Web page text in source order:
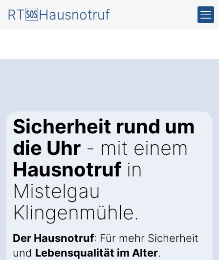
RT🆘Hausnotruf
Sicherheit rund um
die Uhr - mit einem
Hausnotruf in
Mistelgau
Klingenmühle.
Der Hausnotruf: Für mehr Sicherheit
und Lebensqualität im Alter.